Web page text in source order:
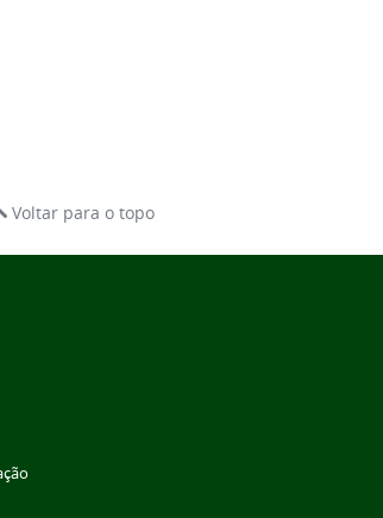
Voltar para o topo